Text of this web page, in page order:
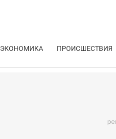
ЭКОНОМИКА ПРОИСШЕСТВИЯ